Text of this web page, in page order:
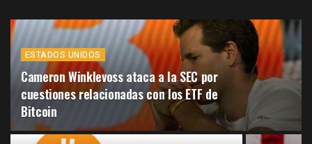
ESTADOS UNIDOS
Cameron Winklevoss ataca a la SEC por
cuestiones relacionadas con los ETF de
Bitcoin